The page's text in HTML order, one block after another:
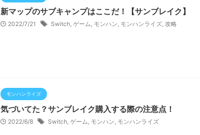
新マップのサブキャンプはここだ！【サンブレイク】
2022/7/21 Switch, ゲーム, モンハン, モンハンライズ, 攻略
モンハンライズ
気づいてた？サンブレイク購入する際の注意点！
2022/6/8 Switch ゲーム モンハン モンハンライズ